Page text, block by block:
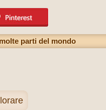
parti del mondo